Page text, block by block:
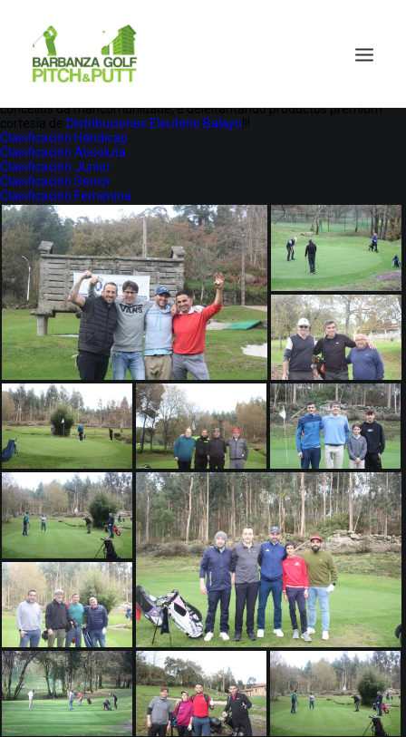
de A Pobra do Caramiñal.
Un ano máis, moi contentos co transcurso da competición e a gran
participación conseguida.
Moitas grazas a todos e Parabéns a os campions!!!!
O Domingo 8 de Xaneiro celebraremos a entrega de premios de todo o
concellos da mancomunidade, e deleitantando productos premium
cortesía de Distribuciones Eleuterio Balayo!!!
Clasificación Hándicap
Clasificación Absoluta
Clasificación Junior
Clasificación Senior
Clasificación Femenina